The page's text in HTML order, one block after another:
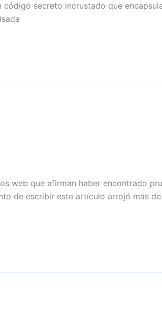
secreto incrustado que
web que afirman haber encontrado
de escribir este artículo arrojó más